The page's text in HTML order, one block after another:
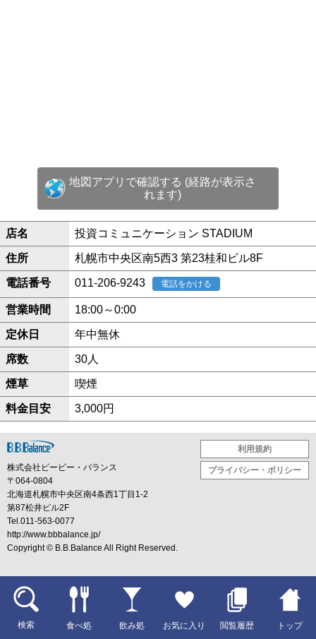
地図アプリで確認する (経路が表示さ
れます)
店名 投資コミュニケーション STADIUM
住所 札幌市中央区南5西3 第23桂和ビル8F
電話番号 011-206-9243 電話をかける
営業時間 18:00～0:00
定休日 年中無休
席数 30人
煙草 喫煙
料金目安 3,000円
株式会社ビービー・バランス
〒064-0804
北海道札幌市中央区南4条西1丁目1-2
第87松井ビル2F
Tel.011-563-0077
http://www.bbbalance.jp/
Copyright © B.B.Balance All Right Reserved.
利用規約
プライバシー・ポリシー
検索 食べ処 飲み処 お気に入り 閲覧履歴 トップ